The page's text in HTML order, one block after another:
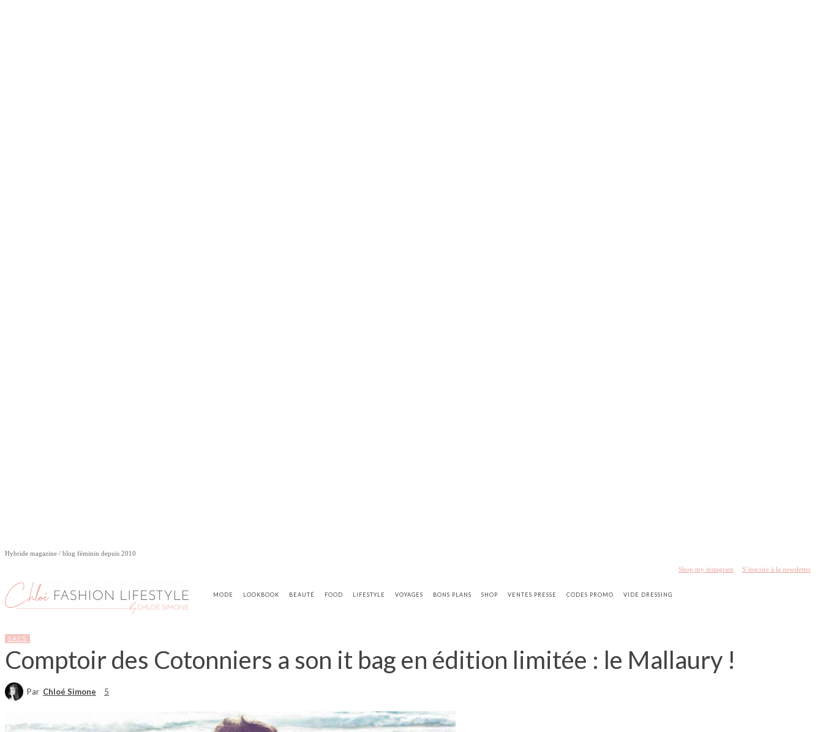
Hybride magazine / blog féminin depuis 2010
Shop my instagram S’inscrire à la newsletter
MODE LOOKBOOK BEAUTÉ FOOD LIFESTYLE VOYAGES BONS PLANS SHOP VENTES PRESSE CODES PROMO VIDE DRESSING
SACS
Comptoir des Cotonniers a son it bag en édition limitée : le Mallaury !
Par Chloé Simone 5